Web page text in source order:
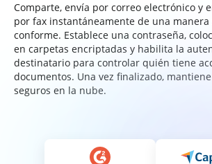
Comparte, envía por correo electrónico y
por fax instantáneamente de una manera
conforme. Establece una contraseña,
en carpetas encriptadas y habilita la
destinatario para controlar quién tiene
documentos. Una vez finalizado,
seguros en la nube.